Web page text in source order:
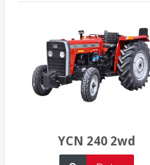
YCN 240 2wd